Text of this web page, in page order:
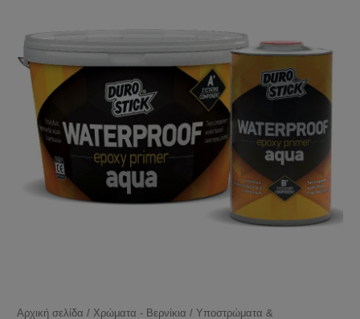
Αρχική σελίδα / Χρώματα - Βερνίκια /Υποστρώματα &